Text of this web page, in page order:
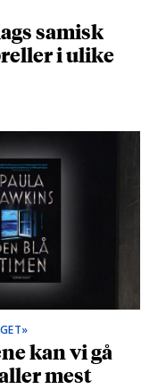
samisk
i ulike
kan vi gå
mest